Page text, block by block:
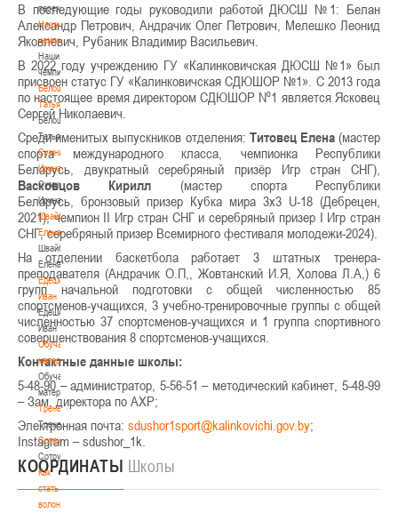
переходах
Наши
чемпионы
Наши
чемпионы
Белошапко
Татьяна
Белошапко
Татьяна
Сумникова
Ирина
Сумникова
Ирина
Швайбович
Елена
Швайбович
Елена
Едешко
Иван
Едешко
Иван
Обучающие
материалы
Обучающие
материалы
Тренерам
Тренерам
Сотрудничество
Сотрудничество
Как
стать
волонтером
В последующие годы руководили работой ДЮСШ №1: Белан
Александр Петрович, Андрачик Олег Петрович, Мелешко Леонид
Яковлевич, Рубаник Владимир Васильевич.
В 2022 году учреждению ГУ «Калинковичская ДЮСШ №1» был
присвоен статус ГУ «Калинковичская СДЮШОР №1». С 2013 года
по настоящее время директором СДЮШОР Nº1 является Ясковец
Сергей Николаевич.
Среди именитых выпускников отделения: Титовец Елена(мастер
спорта международного класса, чемпионка Республики
Беларусь, двукратный серебряный призёр Игр стран СНГ),
Васковцов Кирилл (мастер спорта Республики
Беларусь, бронзовый призер Кубка мира 3х3 U-18 (Дебрецен,
2021), чемпион II Игр стран СНГ и серебряный призер I Игр стран
СНГ, серебряный призер Всемирного фестиваля молодежи-2024).
На отделении баскетбола работает 3 штатных тренера-
преподавателя (Андрачик О.П,, Жовтанский И.Я, Холова Л.А,) 6
групп начальной подготовки с общей численностью 85
спортсменов-учащихся, 3 учебно-тренировочные группы с общей
численностью 37 спортсменов-учащихся и 1 группа спортивного
совершенствования 8 спортсменов-учащихся.
Контактные данные школы:
5-48-90 – администратор, 5-56-51 – методический кабинет, 5-48-99
– Зам. директора по АХР;
Электронная почта:
;
Instagram – sdushor_1k.
КООРДИНАТЫ Школы